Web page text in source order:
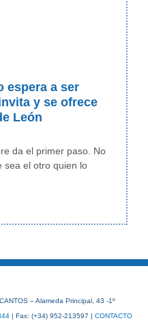
espera a ser
y se ofrece
León
da el primer paso. No
sea el otro quien lo
– Alameda Principal, 43 -1º
| Fax: (+34) 952-213597 | CONTACTO